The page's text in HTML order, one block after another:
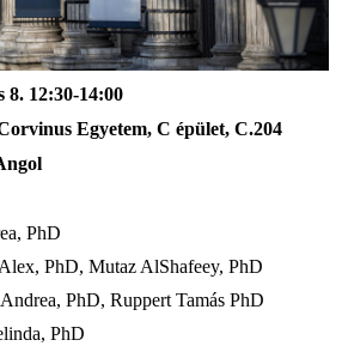
12:30-14:00
Egyetem, C épület, C.204
PhD
PhD, Mutaz AlShafeey, PhD
PhD, Ruppert Tamás PhD
PhD